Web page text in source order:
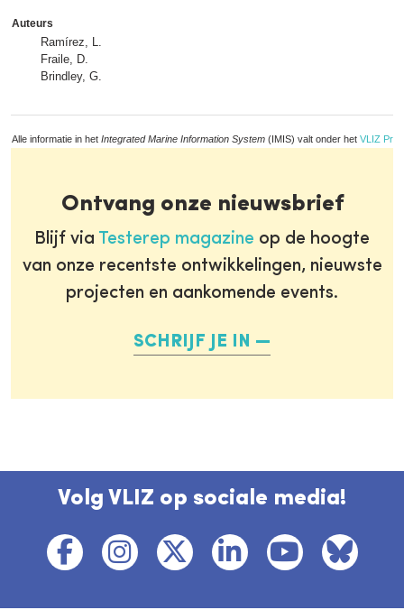
Auteurs
Ramírez, L.
Fraile, D.
Brindley, G.
Alle informatie in het Integrated Marine Information System (IMIS) valt onder het VLIZ
Ontvang onze nieuwsbrief
Blijf via Testerep magazine op de hoogte
van onze recentste ontwikkelingen, nieuwste
projecten en aankomende events.
SCHRIJF JE IN
Volg VLIZ op sociale media!